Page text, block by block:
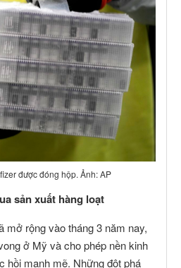
được đóng hộp. Ảnh: AP
sản xuất hàng loạt
mở rộng vào tháng 3 năm nay,
ở Mỹ và cho phép nền kinh
hồi mạnh mẽ. Những đột phá